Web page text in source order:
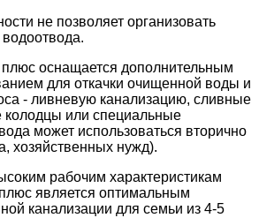
не позволяет организовать
оснащается дополнительным
для откачки очищенной воды и
- ливневую канализацию, сливные
или специальные
может использоваться вторично
хозяйственных нужд).
рабочим характеристикам
является оптимальным
канализации для семьи из 4-5